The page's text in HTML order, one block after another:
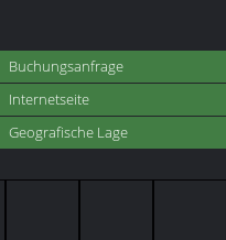
Buchungsanfrage
Internetseite
Geografische Lage